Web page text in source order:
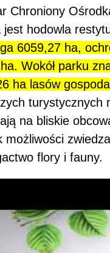
Chroniony
hodowla
6059,27 ha,
Wokół parku
ha lasów
turystycznych
na bliskie
flory i fauny.